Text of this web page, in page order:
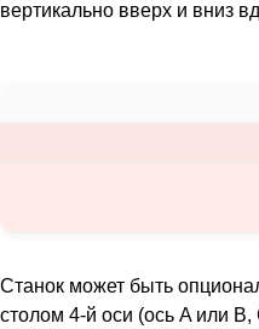
вертикально вверх и вниз
Станок может быть
столом 4-й оси (ось A или